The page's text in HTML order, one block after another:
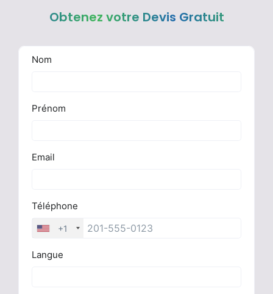
Obtenez votre Devis Gratuit